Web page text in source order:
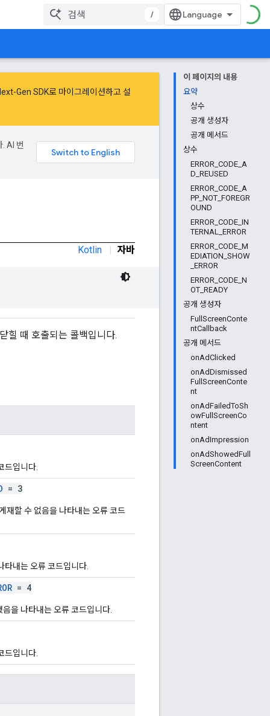
/
이 페이지의 내용
요약
상수
공개 생성자
공개 메서드
상수
ERROR_CODE_A
D_REUSED
ERROR_CODE_A
PP_NOT_FOREGR
OUND
ERROR_CODE_IN
TERNAL_ERROR
ERROR_CODE_M
EDIATION_SHOW
_ERROR
ERROR_CODE_N
OT_READY
공개 생성자
FullScreenConte
ntCallback
공개 메서드
onAdClicked
onAdDismissed
FullScreenConte
nt
onAdFailedToSh
owFullScreenCo
ntent
onAdImpression
onAdShowedFull
ScreenContent
Gen SDK로 마이그레이션하고 설
AI 번
Kotlin | 자바
힐 때 호출되는 콜백입니다.
드입니다.
= 3
재할 수 없음을 나타내는 오류 코드
타내는 오류 코드입니다.
= 4
을 나타내는 오류 코드입니다.
드입니다.